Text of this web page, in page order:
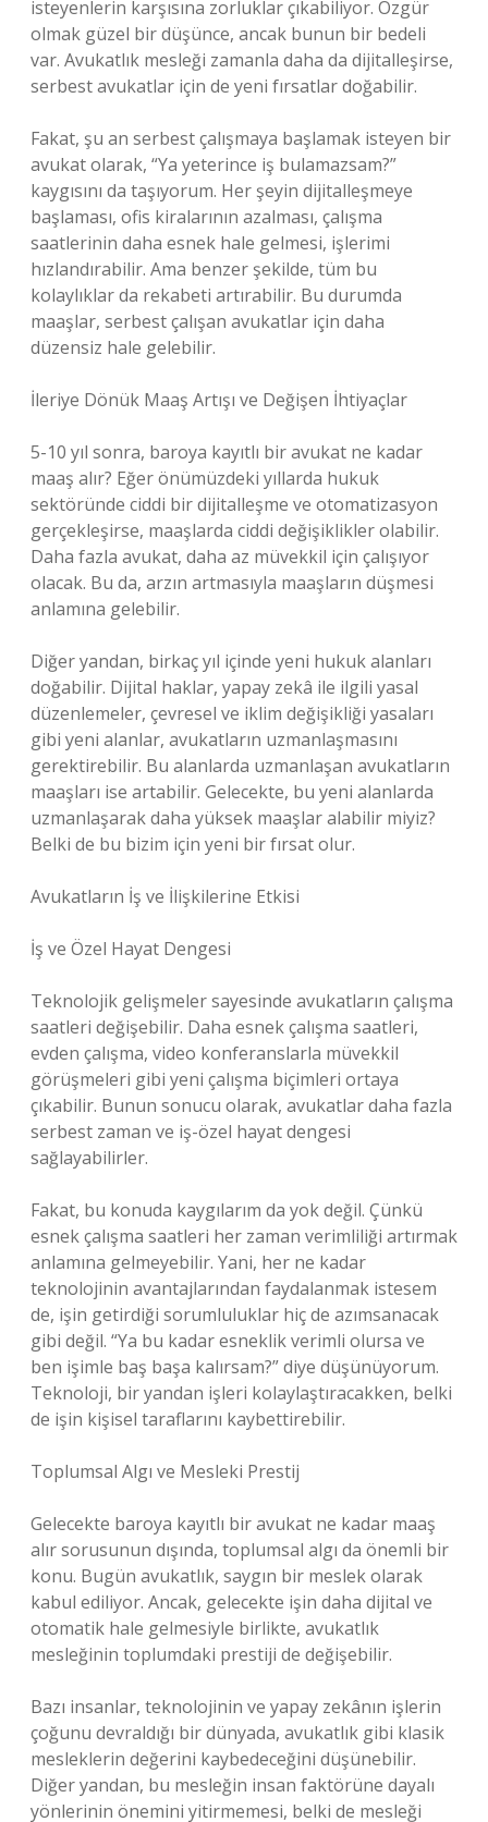
isteyenlerin karşısına zorluklar çıkabiliyor. Özgür
olmak güzel bir düşünce, ancak bunun bir bedeli
var. Avukatlık mesleği zamanla daha da dijitalleşirse,
serbest avukatlar için de yeni fırsatlar doğabilir.
Fakat, şu an serbest çalışmaya başlamak isteyen bir
avukat olarak, “Ya yeterince iş bulamazsam?”
kaygısını da taşıyorum. Her şeyin dijitalleşmeye
başlaması, ofis kiralarının azalması, çalışma
saatlerinin daha esnek hale gelmesi, işlerimi
hızlandırabilir. Ama benzer şekilde, tüm bu
kolaylıklar da rekabeti artırabilir. Bu durumda
maaşlar, serbest çalışan avukatlar için daha
düzensiz hale gelebilir.
İleriye Dönük Maaş Artışı ve Değişen İhtiyaçlar
5-10 yıl sonra, baroya kayıtlı bir avukat ne kadar
maaş alır? Eğer önümüzdeki yıllarda hukuk
sektöründe ciddi bir dijitalleşme ve otomatizasyon
gerçekleşirse, maaşlarda ciddi değişiklikler olabilir.
Daha fazla avukat, daha az müvekkil için çalışıyor
olacak. Bu da, arzın artmasıyla maaşların düşmesi
anlamına gelebilir.
Diğer yandan, birkaç yıl içinde yeni hukuk alanları
doğabilir. Dijital haklar, yapay zekâ ile ilgili yasal
düzenlemeler, çevresel ve iklim değişikliği yasaları
gibi yeni alanlar, avukatların uzmanlaşmasını
gerektirebilir. Bu alanlarda uzmanlaşan avukatların
maaşları ise artabilir. Gelecekte, bu yeni alanlarda
uzmanlaşarak daha yüksek maaşlar alabilir miyiz?
Belki de bu bizim için yeni bir fırsat olur.
Avukatların İş ve İlişkilerine Etkisi
İş ve Özel Hayat Dengesi
Teknolojik gelişmeler sayesinde avukatların çalışma
saatleri değişebilir. Daha esnek çalışma saatleri,
evden çalışma, video konferanslarla müvekkil
görüşmeleri gibi yeni çalışma biçimleri ortaya
çıkabilir. Bunun sonucu olarak, avukatlar daha fazla
serbest zaman ve iş-özel hayat dengesi
sağlayabilirler.
Fakat, bu konuda kaygılarım da yok değil. Çünkü
esnek çalışma saatleri her zaman verimliliği artırmak
anlamına gelmeyebilir. Yani, her ne kadar
teknolojinin avantajlarından faydalanmak istesem
de, işin getirdiği sorumluluklar hiç de azımsanacak
gibi değil. “Ya bu kadar esneklik verimli olursa ve
ben işimle baş başa kalırsam?” diye düşünüyorum.
Teknoloji, bir yandan işleri kolaylaştıracakken, belki
de işin kişisel taraflarını kaybettirebilir.
Toplumsal Algı ve Mesleki Prestij
Gelecekte baroya kayıtlı bir avukat ne kadar maaş
alır sorusunun dışında, toplumsal algı da önemli bir
konu. Bugün avukatlık, saygın bir meslek olarak
kabul ediliyor. Ancak, gelecekte işin daha dijital ve
otomatik hale gelmesiyle birlikte, avukatlık
mesleğinin toplumdaki prestiji de değişebilir.
Bazı insanlar, teknolojinin ve yapay zekânın işlerin
çoğunu devraldığı bir dünyada, avukatlık gibi klasik
mesleklerin değerini kaybedeceğini düşünebilir.
Diğer yandan, bu mesleğin insan faktörüne dayalı
yönlerinin önemini yitirmemesi, belki de mesleği